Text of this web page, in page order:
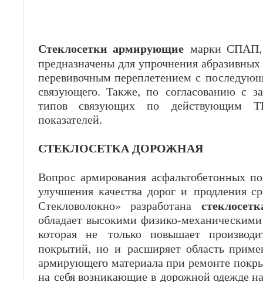
Стеклосетки армирующиемарки СПАП,
предназначены для упрочнения
перевивочным переплетением с
связующего. Также, по согласованию с
типов связующих по действующим
показателей.
СТЕКЛОСЕТКА ДОРОЖНАЯ
Вопрос армирования асфальтобетонных
улучшения качества дорог и продления
Стекловолокно» разработана
обладает высокими физико-
которая не только повышает
покрытий, но и расширяет область
армирующего материала при ремонте
на себя возникающие в дорожной одежде